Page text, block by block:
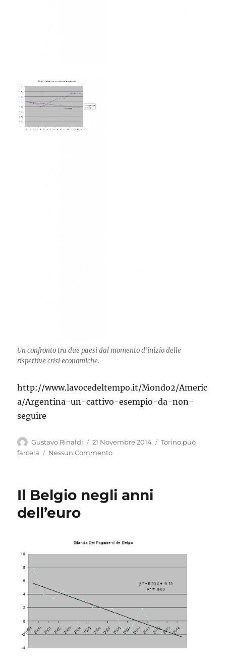
Un confronto tra due paesi dal momento d’inizio delle
rispettive crisi economiche.
http://www.lavocedeltempo.it/Mondo2/Americ
a/Argentina-un-cattivo-esempio-da-non-
seguire
Autore
Gustavo Rinaldi
Pubblicato
il
21 Novembre 2014 Categorie
Torino può
farcela
Nessun Commento
Il Belgio negli anni
dell’euro